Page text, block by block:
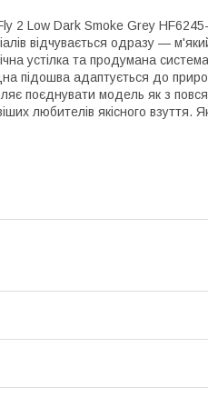
2 Low Dark Smoke Grey
відчувається одразу —
устілка та продумана
підошва адаптується до
поєднувати модель як з
любителів якісного взуття.